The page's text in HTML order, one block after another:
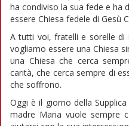
ha condiviso la sua fede e ha
essere Chiesa fedele di Gesù
A tutti voi, fratelli e sorelle
vogliamo essere una Chiesa
una Chiesa che cerca
carità, che cerca sempre di
che soffrono.
Oggi è il giorno della
madre Maria vuole sempre